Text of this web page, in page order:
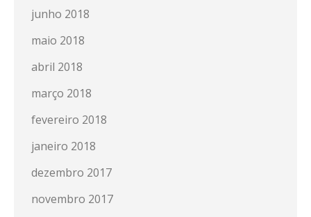
junho 2018
maio 2018
abril 2018
março 2018
fevereiro 2018
janeiro 2018
dezembro 2017
novembro 2017